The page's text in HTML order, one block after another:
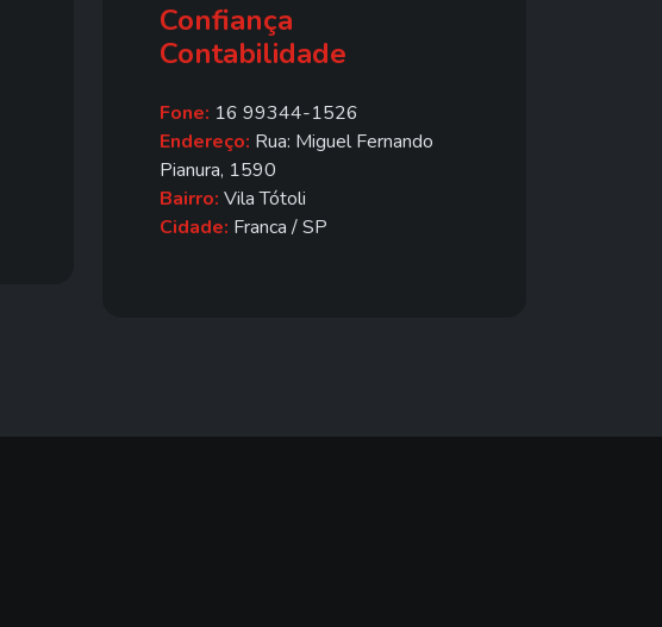
Confiança
Contabilidade
Fone: 16 99344-1526
Endereço: Rua: Miguel Fernando
Pianura, 1590
Bairro: Vila Tótoli
Cidade: Franca / SP